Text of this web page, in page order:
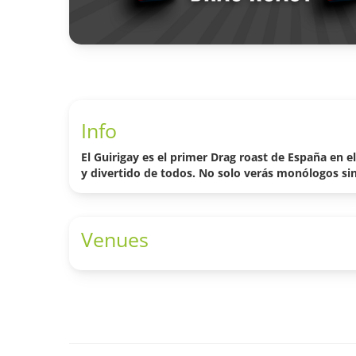
Info
El Guirigay es el primer Drag roast de España
y divertido de todos. No solo verás monólogos
Venues